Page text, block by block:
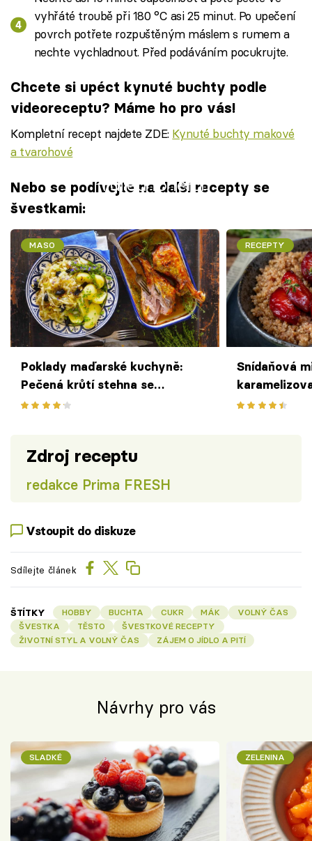
vyhřáté troubě při 180 °C asi 25 minut. Po upečení
povrch potřete rozpuštěným máslem s rumem a
nechte vychladnout. Před podáváním pocukrujte.
Chcete si upéct kynuté buchty podle
videoreceptu? Máme ho pro vás!
Kompletní recept najdete ZDE: Kynuté buchty makové
a tvarohové
Failed to fetch
Nebo se podívejte na další recepty se
švestkami:
MASO
Poklady maďarské kuchyně:
Pečená krůtí stehna se
švestkovým zelím
RECEPTY
Snídaňová
řeckým
Zdroj receptu
redakce Prima FRESH
Vstoupit do diskuze
Sdílejte článek
ŠTÍTKY HOBBY BUCHTA CUKR MÁK
VOLNÝ ČAS
ŠVESTKA
TĚSTO
ŠVESTKOVÉ RECEPTY
ŽIVOTNÍ STYL A VOLNÝ ČAS
ZÁJEM O JÍDLO A PITÍ
Návrhy pro vás
SLADKÉ ZELENINA